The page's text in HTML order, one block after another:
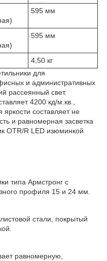
595 мм
595 мм
4,50 кг
для
и административных
рассеянный свет.
4200 кд/м.кв.,
составляет не
и равномерная засветка
OTR/R LED изюминкой
типа Армстронг с
профиля 15 и 24 мм.
стали, покрытый
равномерную,